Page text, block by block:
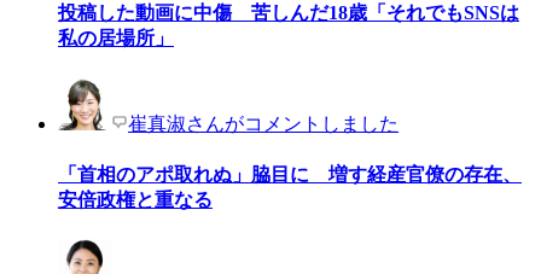
投稿した動画に中傷 苦しんだ18歳「それでもSNSは
私の居場所」
崔真淑さんがコメントしました
「首相のアポ取れぬ」脇目に 増す経産官僚の存在、
安倍政権と重なる